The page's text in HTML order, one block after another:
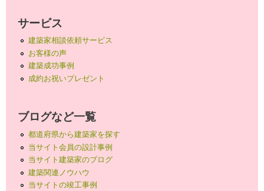
サービス
建築家相談依頼サービス
お客様の声
建築成功事例
成約お祝いプレゼント
ブログなど一覧
都道府県から建築家を探す
当サイト会員の設計事例
当サイト建築家のブログ
建築関連ノウハウ
当サイトの竣工事例